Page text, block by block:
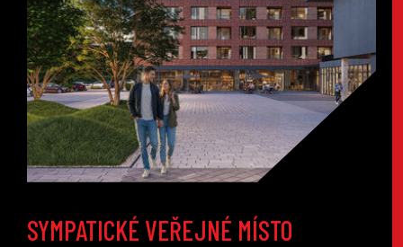
SYMPATICKÉ VEŘEJNÉ MÍSTO